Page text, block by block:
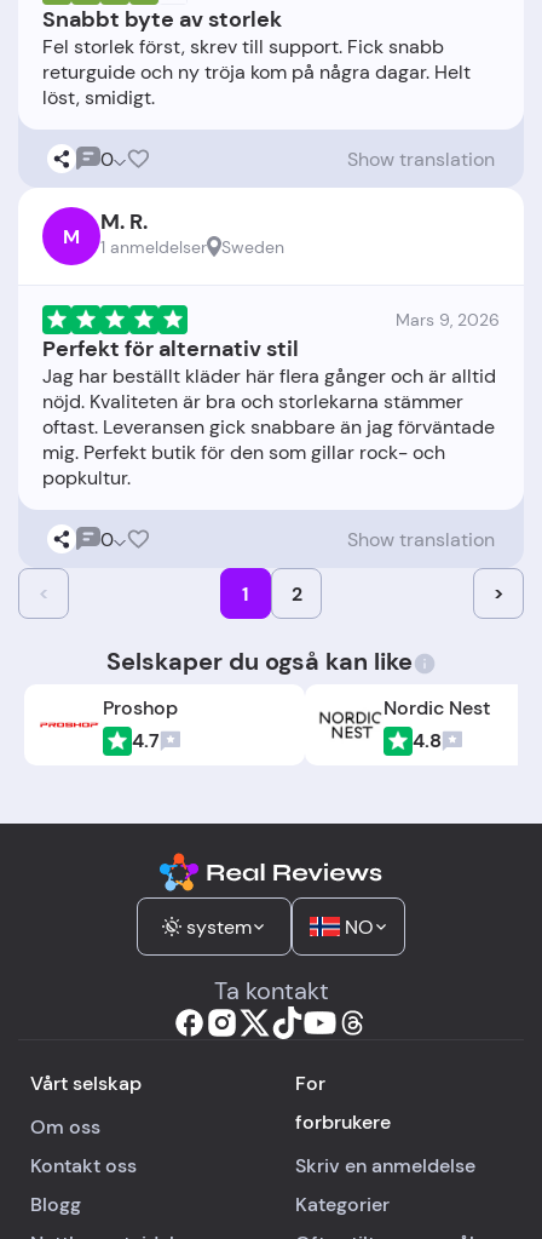
Snabbt byte av storlek
Fel storlek först, skrev till support. Fick snabb
returguide och ny tröja kom på några dagar. Helt
0 Show translation
M M. R.
1 anmeldelser Sweden
Mars 9, 2026
Perfekt för alternativ stil
Jag har beställt kläder här flera gånger och är alltid
nöjd. Kvaliteten är bra och storlekarna stämmer
oftast. Leveransen gick snabbare än jag förväntade
mig. Perfekt butik för den som gillar rock- och
0 Show translation
< 1 2 >
Selskaper du også kan like
Proshop
4.7
Nordic Nest
4.8
system NO
Ta kontakt
Vårt selskap
Om oss
Kontakt oss
Blogg
For
forbrukere
Skriv en anmeldelse
Kategorier